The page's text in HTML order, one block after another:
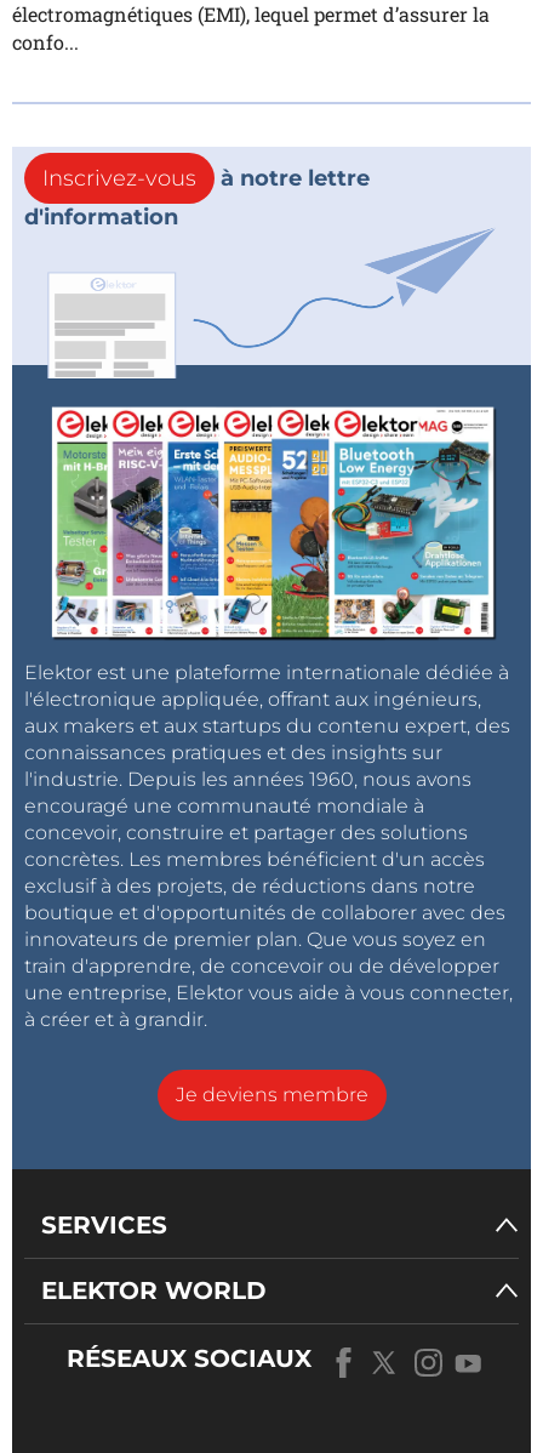
électromagnétiques (EMI), lequel permet d’assurer la
confo...
Inscrivez-vous
à notre lettre
d'information
Elektor est une plateforme internationale dédiée à
l'électronique appliquée, offrant aux ingénieurs,
aux makers et aux startups du contenu expert, des
connaissances pratiques et des insights sur
l'industrie. Depuis les années 1960, nous avons
encouragé une communauté mondiale à
concevoir, construire et partager des solutions
concrètes. Les membres bénéficient d'un accès
exclusif à des projets, de réductions dans notre
boutique et d'opportunités de collaborer avec des
innovateurs de premier plan. Que vous soyez en
train d'apprendre, de concevoir ou de développer
une entreprise, Elektor vous aide à vous connecter,
à créer et à grandir.
Je deviens membre
SERVICES
ELEKTOR WORLD
RÉSEAUX SOCIAUX